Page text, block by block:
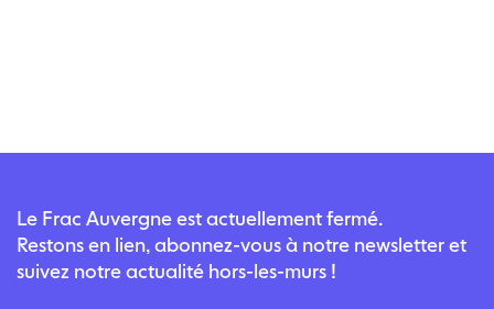
Le Frac Auvergne est actuellement fermé.
Restons en lien, abonnez-vous à notre newsletter et
suivez notre actualité hors-les-murs !